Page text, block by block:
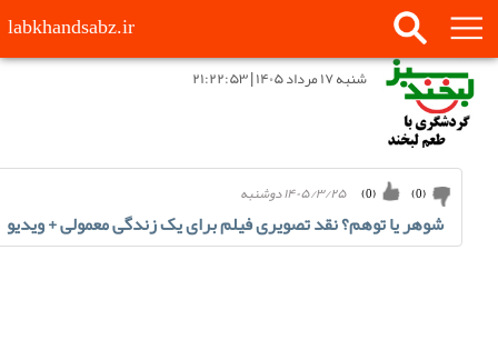
labkhandsabz.ir
شنبه ۱۷ مرداد ۱۴۰۵ | ۲۱:۲۲:۵۳
۱۴۰۵/۳/۲۵ دوشنبه (
0
) (
0
)
شوهر یا توهم؟ نقد تصویری فیلم برای یک زندگی معمولی + ویدیو